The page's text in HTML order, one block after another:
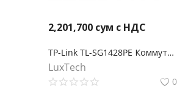
2,201,700 сум с НДС
TP-Link TL-SG1428PE Коммутатор Easy Smart с 26 гигабитными портами RJ45 (24 порта PoE+) и 2 портами SFP
LuxTech
0